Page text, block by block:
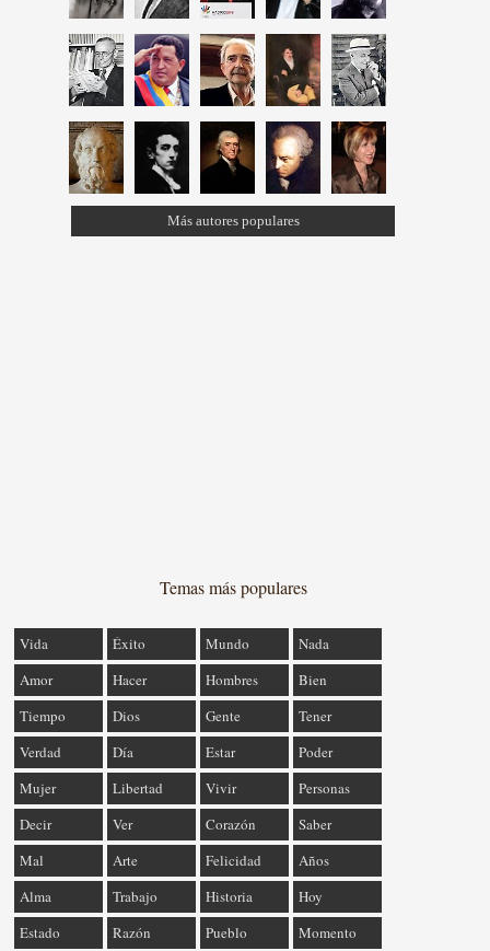
Más autores populares
Temas más populares
Vida Éxito Mundo
Nada
Amor
Hacer Hombres
Bien
Tiempo
Dios Gente
Tener
Verdad
Día Estar
Poder
Mujer
Libertad Vivir
Personas
Decir
Ver Corazón
Saber
Mal
Arte Felicidad
Años
Alma
Trabajo Historia
Hoy
Estado
Razón Pueblo Momento